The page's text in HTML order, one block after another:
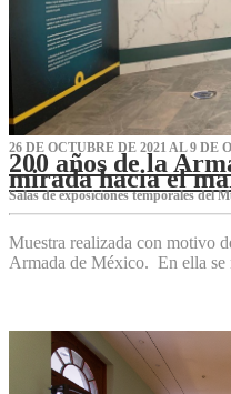
26 DE OCTUBRE DE 2021 AL 9 DE
200 años de la
mirada hacia el
Salas de exposiciones temporales del
Muestra realizada con motivo
Armada de México. En ella